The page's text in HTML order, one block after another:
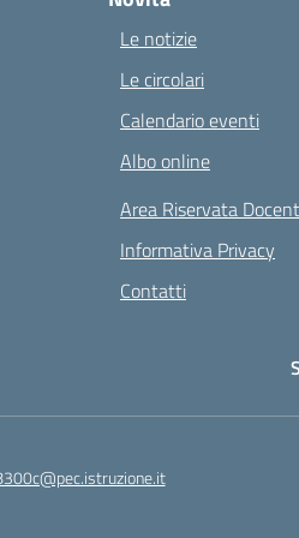
Le notizie
Le circolari
Calendario eventi
Albo online
Area Riservata
Informativa Privacy
Contatti